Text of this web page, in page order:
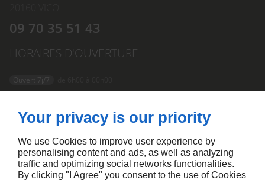
09 70 35 51 43
HORAIRES D'OUVERTURE
Contactez-nous
Mentions légales
SUIVEZ NOUS
Your privacy is our priority
We use Cookies to improve user experience by
personalising content and ads, as well as analyzing
traffic and optimizing social networks functionalities.
By clicking "I Agree" you consent to the use of Cookies